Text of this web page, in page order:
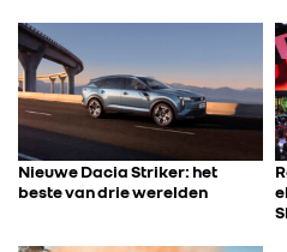
Nieuwe Dacia Striker: het
beste van drie werelden